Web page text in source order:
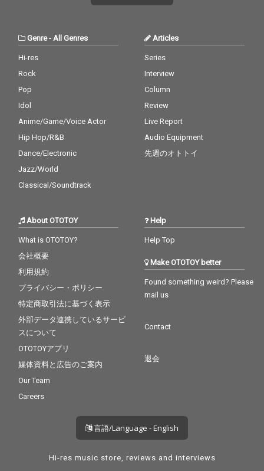
Genre-All Genres
Hi-res
Rock
Pop
Idol
Anime/Game/Voice Actor
Hip Hop/R&B
Dance/Electronic
Jazz/World
Classical/Soundtrack
Articles
Series
Interview
Column
Review
Live Report
Audio Equipment
先週のオトトイ
About OTOTOY
What is OTOTOY?
会社概要
利用規約
プライバシー・ポリシー
特定商取引法に基づく表示
外部データ連携しているサービ
スについて
OTOTOYアプリ
媒体資料と広告のご案内
Our Team
Careers
Help
Help Top
Make OTOTOY better
Found something weird? Please
mail us
Contact
退会
言語/Language - English
Hi-res music store, reviews and interviews